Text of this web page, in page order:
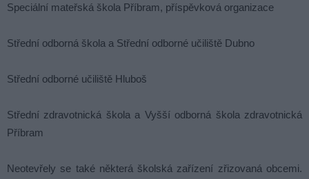
Speciální mateřská škola Příbram, příspěvková organizace
Střední odborná škola a Střední odborné učiliště Dubno
Střední odborné učiliště Hluboš
Střední zdravotnická škola a Vyšší odborná škola zdravotnická
Příbram
Neotevřely se také některá školská zařízení zřizovaná obcemi.